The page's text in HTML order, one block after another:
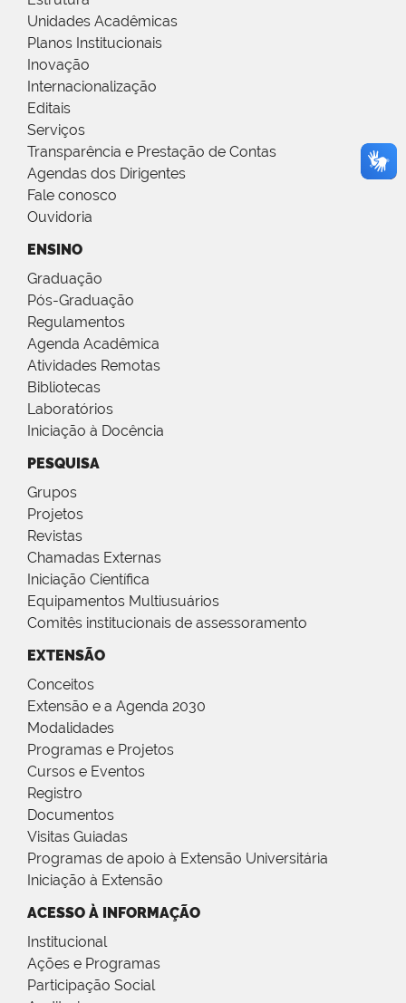
Unidades Acadêmicas
Planos Institucionais
Inovação
Internacionalização
Editais
Serviços
Transparência e Prestação de Contas
Agendas dos Dirigentes
Fale conosco
Ouvidoria
ENSINO
Graduação
Pós-Graduação
Regulamentos
Agenda Acadêmica
Atividades Remotas
Bibliotecas
Laboratórios
Iniciação à Docência
PESQUISA
Grupos
Projetos
Revistas
Chamadas Externas
Iniciação Científica
Equipamentos Multiusuários
Comitês institucionais de assessoramento
EXTENSÃO
Conceitos
Extensão e a Agenda 2030
Modalidades
Programas e Projetos
Cursos e Eventos
Registro
Documentos
Visitas Guiadas
Programas de apoio à Extensão Universitária
Iniciação à Extensão
ACESSO À INFORMAÇÃO
Institucional
Ações e Programas
Participação Social